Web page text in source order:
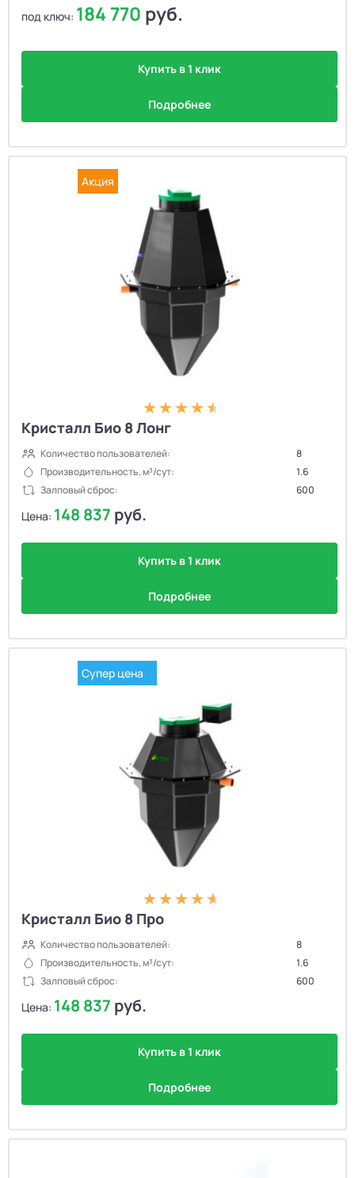
под ключ: 184 770 руб.
Купить в 1 клик
Подробнее
Акция
Кристалл Био 8 Лонг
Количество пользователей:
8
Производительность, м³/сут:
1.6
Залповый сброс:
600
Цена: 148 837 руб.
Купить в 1 клик
Подробнее
Супер цена
Кристалл Био 8 Про
Количество пользователей:
8
Производительность, м³/сут:
1.6
Залповый сброс:
600
Цена: 148 837 руб.
Купить в 1 клик
Подробнее